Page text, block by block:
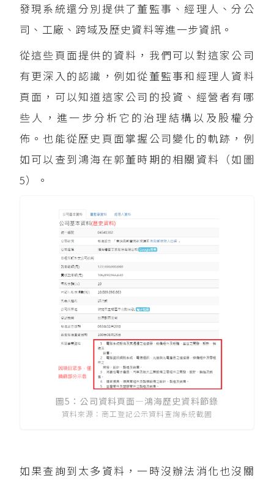
發現系統還分別提供了董監事、經理人、分公
司、工廠、跨域及歷史資料等進一步資訊。
從這些頁面提供的資料，我們可以對這家公司
有更深入的認識，例如從董監事和經理人資料
頁面，可以知道這家公司的投資、經營者有哪
些人，進一步分析它的治理結構以及股權分
佈。也能從歷史頁面掌握公司變化的軌跡，例
如可以查到鴻海在郭董時期的相關資料（如圖
5）。
圖5：公司資料頁面—鴻海歷史資料節錄
資料來源：商工登記公示資料查詢系統截圖
如果查詢到太多資料，一時沒辦法消化也沒關